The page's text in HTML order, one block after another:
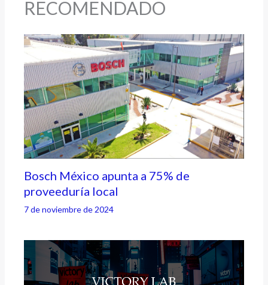
RECOMENDADO
Bosch México apunta a 75% de
proveeduría local
7 de noviembre de 2024